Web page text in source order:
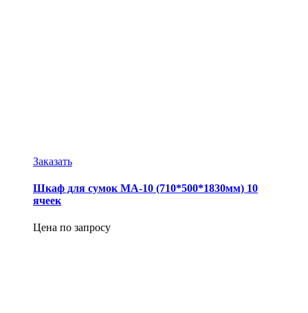
Заказать
Шкаф для сумок МА-10 (710*500*1830мм) 10
ячеек
Цена по запросу